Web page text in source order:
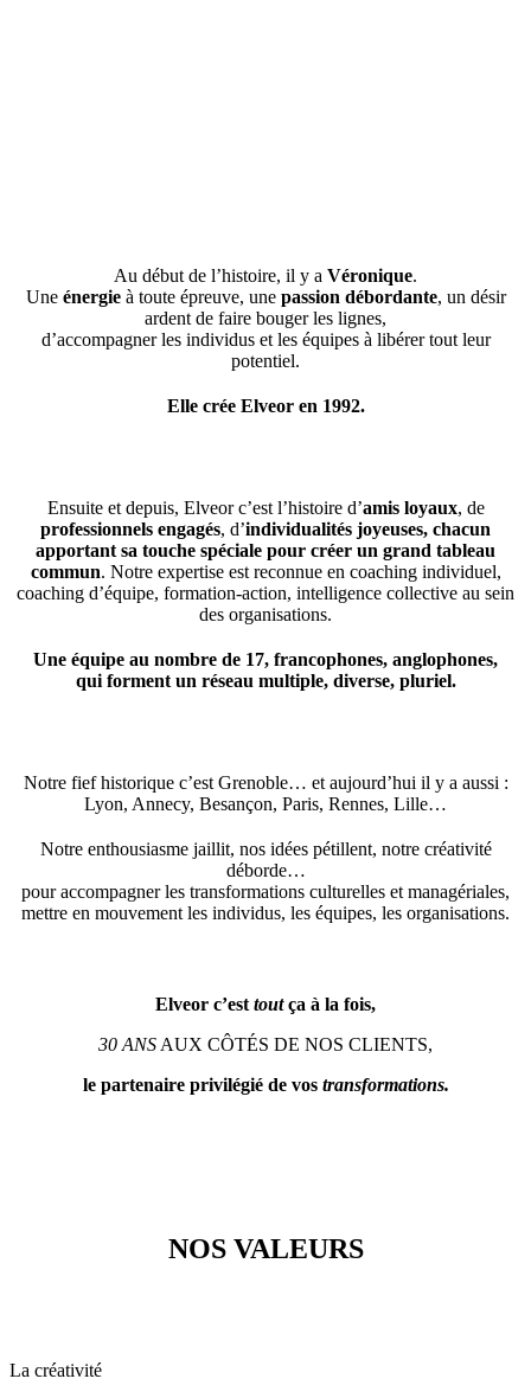
Au début de l’histoire, il y a Véronique.
Une énergieà toute épreuve, une passion débordante, un désir
ardent de faire bouger les lignes,
d’accompagner les individus et les équipes à libérer tout leur
potentiel.
Elle crée Elveor en 1992.
Ensuite et depuis, Elveor c’est l’histoire d’amis loyaux, de
professionnels engagés, d’individualités joyeuses, chacun
apportant sa touche spéciale pour créer un grand tableau
commun. Notre expertise est reconnue en coaching individuel,
coaching d’équipe, formation-action, intelligence collective au sein
des organisations.
Une équipe au nombre de 17, francophones, anglophones,
qui forment un réseau multiple, diverse, pluriel.
Notre fief historique c’est Grenoble… et aujourd’hui il y a aussi :
Lyon, Annecy, Besançon, Paris, Rennes, Lille…
Notre enthousiasme jaillit, nos idées pétillent, notre créativité
déborde…
pour accompagner les transformations culturelles et managériales,
mettre en mouvement les individus, les équipes, les organisations.
Elveor c’est toutça à la fois,
30 ANS AUX CÔTÉS DE NOS CLIENTS,
le partenaire privilégié de vos transformations.
NOS VALEURS
La créativité